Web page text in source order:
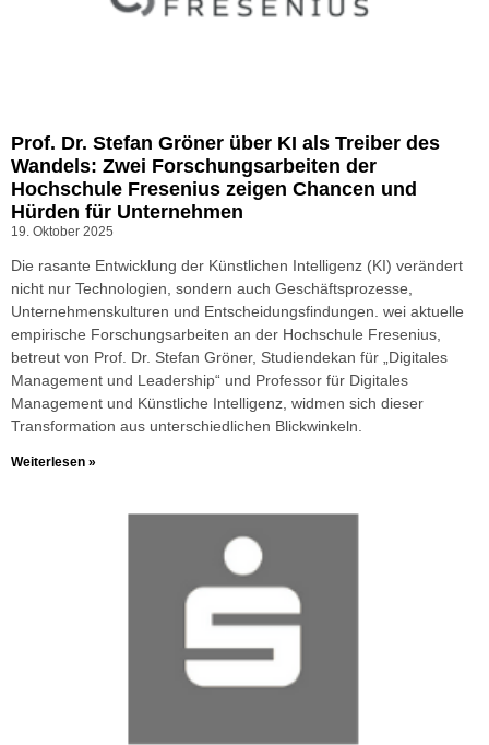
Prof. Dr. Stefan Gröner über KI als Treiber des
Wandels: Zwei Forschungsarbeiten der
Hochschule Fresenius zeigen Chancen und
Hürden für Unternehmen
19. Oktober 2025
Die rasante Entwicklung der Künstlichen Intelligenz (KI) verändert
nicht nur Technologien, sondern auch Geschäftsprozesse,
Unternehmenskulturen und Entscheidungsfindungen. wei aktuelle
empirische Forschungsarbeiten an der Hochschule Fresenius,
betreut von Prof. Dr. Stefan Gröner, Studiendekan für „Digitales
Management und Leadership“ und Professor für Digitales
Management und Künstliche Intelligenz, widmen sich dieser
Transformation aus unterschiedlichen Blickwinkeln.
Weiterlesen »